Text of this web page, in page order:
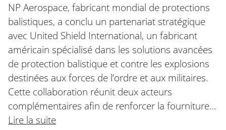
NP Aerospace, fabricant mondial de protections
balistiques, a conclu un partenariat stratégique
avec United Shield International, un fabricant
américain spécialisé dans les solutions avancées
de protection balistique et contre les explosions
destinées aux forces de l’ordre et aux militaires.
Cette collaboration réunit deux acteurs
complémentaires afin de renforcer la fourniture…
Lire la suite